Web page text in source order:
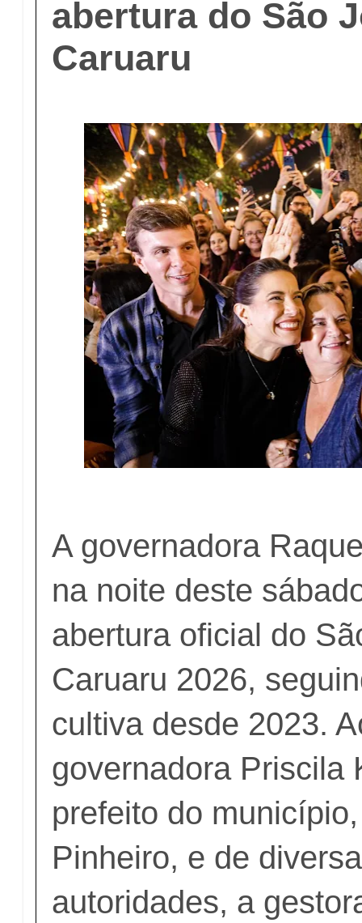
abertura do São
Caruaru
A governadora
na noite deste
abertura oficial do
Caruaru 2026,
cultiva desde 2023.
governadora Priscila
prefeito do
Pinheiro, e de
autoridades, a